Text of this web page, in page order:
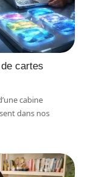
cartes
cabine
dans nos